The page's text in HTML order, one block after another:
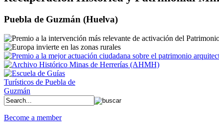
Puebla de Guzmán (Huelva)
Become a member